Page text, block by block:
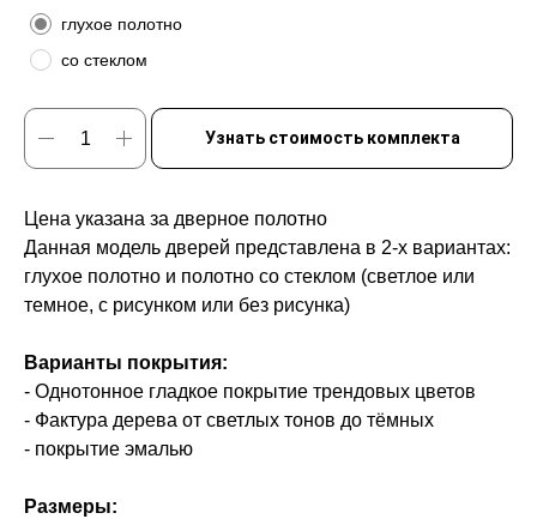
глухое полотно
со стеклом
Узнать стоимость комплекта
Цена указана за дверное полотно
Данная модель дверей представлена в 2-х вариантах:
глухое полотно и полотно со стеклом (светлое или
темное, с рисунком или без рисунка)
Варианты покрытия:
- Однотонное гладкое покрытие трендовых цветов
- Фактура дерева от светлых тонов до тёмных
- покрытие эмалью
Размеры: